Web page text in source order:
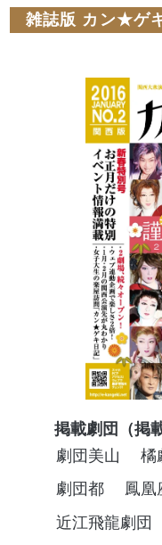
雑誌版 カン★ゲ
掲載劇団（掲
劇団美山
橘
劇団都
鳳凰
近江飛龍劇団